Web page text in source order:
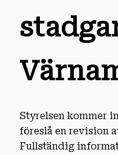
Styrelsen kommer
föreslå en revision
Fullständig